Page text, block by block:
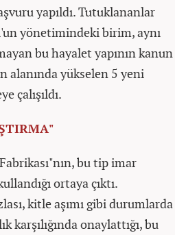
yapıldı. Tutuklananlar
yönetimindeki birim, aynı
bu hayalet yapının kanun
alanında yükselen 5 yeni
çalışıldı.
bu tip imar
ortaya çıktı.
kitle aşımı gibi durumlarda
onaylattığı, bu